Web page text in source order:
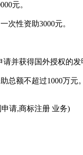
元。
次性资助3000元。
并获得国外授权的
额不超过1000万元。
请,商标注册 业务)